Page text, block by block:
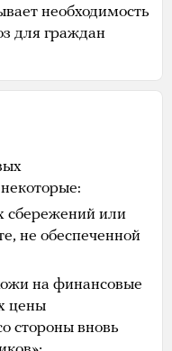
необходимость
для граждан
сбережений или
не обеспеченной
на финансовые
цены
стороны вновь